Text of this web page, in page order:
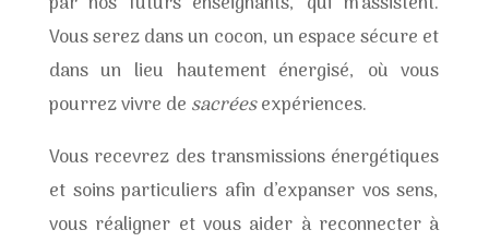
Vous serez dans un cocon, un espace sécure et
dans un lieu hautement énergisé, où vous
pourrez vivre de sacréesexpériences.
Vous recevrez des transmissions énergétiques
et soins particuliers afin d’expanser vos sens,
vous réaligner et vous aider à reconnecter à